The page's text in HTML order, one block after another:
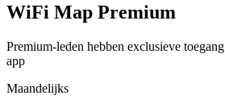
WiFi Map Premium
Premium-leden hebben exclusieve
app
Maandelijks